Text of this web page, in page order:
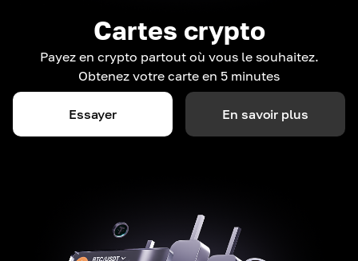
Cartes crypto
Payez en crypto partout où vous le souhaitez.
Obtenez votre carte en 5 minutes
Essayer En savoir plus